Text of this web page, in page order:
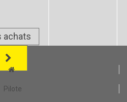
achats
Pilote